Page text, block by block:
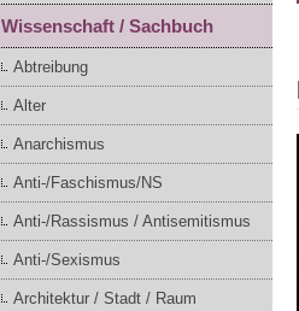
Wissenschaft / Sachbuch
Abtreibung
Alter
Anarchismus
Anti-/Faschismus/NS
Anti-/Rassismus / Antisemitismus
Anti-/Sexismus
Architektur / Stadt / Raum